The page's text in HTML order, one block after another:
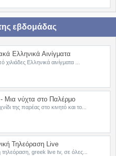
εβδομάδας
Ελληνικά Αινίγματα
Ελληνικά αινίγματα ...
νύχτα στο Παλέρμο
της παρέας στο κινητό και το...
Τηλεόραση Live
τηλεόραση, greek live tv, σε όλες...